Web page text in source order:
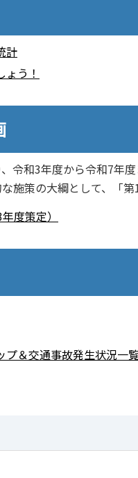
計
う！
令和3年度から令和7年
施策の大綱として、「
度策定）
プ＆交通事故発生状況一